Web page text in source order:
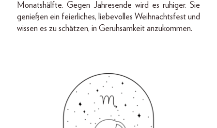
Monatshälfte. Gegen Jahresende wird es ruhiger. Sie
genießen ein feierliches, liebevolles Weihnachtsfest und
wissen es zu schätzen, in Geruhsamkeit anzukommen.